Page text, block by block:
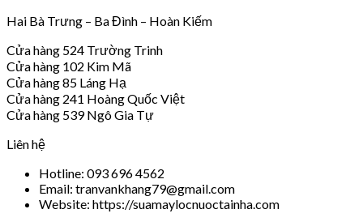
Hai Bà Trưng – Ba Đình – Hoàn Kiếm
Cửa hàng 524 Trường Trinh
Cửa hàng 102 Kim Mã
Cửa hàng 85 Láng Hạ
Cửa hàng 241 Hoàng Quốc Việt
Cửa hàng 539 Ngô Gia Tự
Liên hệ
Hotline: 093 696 4562
Email: tranvankhang79@gmail.com
Website: https://suamaylocnuoctainha.com